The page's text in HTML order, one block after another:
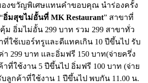
งขวัญพิเศษแทนคำขอบคุณ นำร่องครั้ง
อิ่มสุขไม่อั้นที่ MK Restaurant” สาขาที่
ม อิ่มไม่อั้น 299 บาท รวม 299 สาขาทั่ว
ใช้เบอร์ทรูและดีแทคเกิน 10 ปีขึ้นไป รับ
299 บาท และอิ่มฟรี 150 บาท(จ่ายครึ่ง
าที่ใช้งาน 5 ปีขึ้นไป อิ่มฟรี 100 บาท (จ่าย
บลูกค้าที่ใช้งาน 1 ปีขึ้นไป พบกัน 11.00 น.